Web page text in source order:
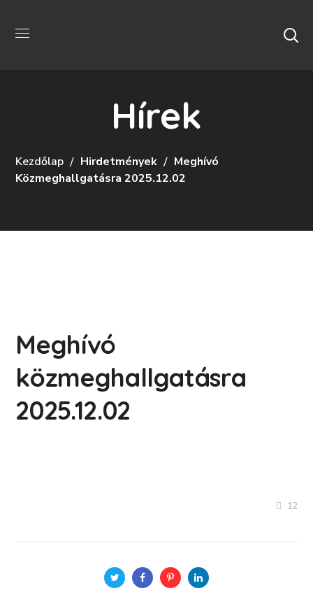
Hírek
Kezdőlap Hirdetmények
Meghívó
Közmeghallgatásra 2025.12.02
Meghívó
közmeghallgatásra
2025.12.02
12